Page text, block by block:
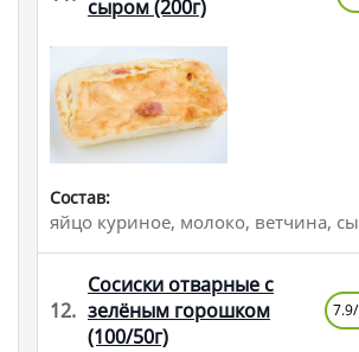
сыром(200г)
Состав:
яйцо куриное, молоко, ветчина,
12.
Сосиски отварные с
зелёным горошком
(100/50г)